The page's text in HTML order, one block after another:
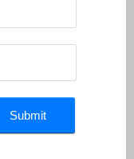
für das Apple